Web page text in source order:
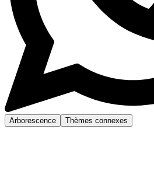
Arborescence Thèmes connexes